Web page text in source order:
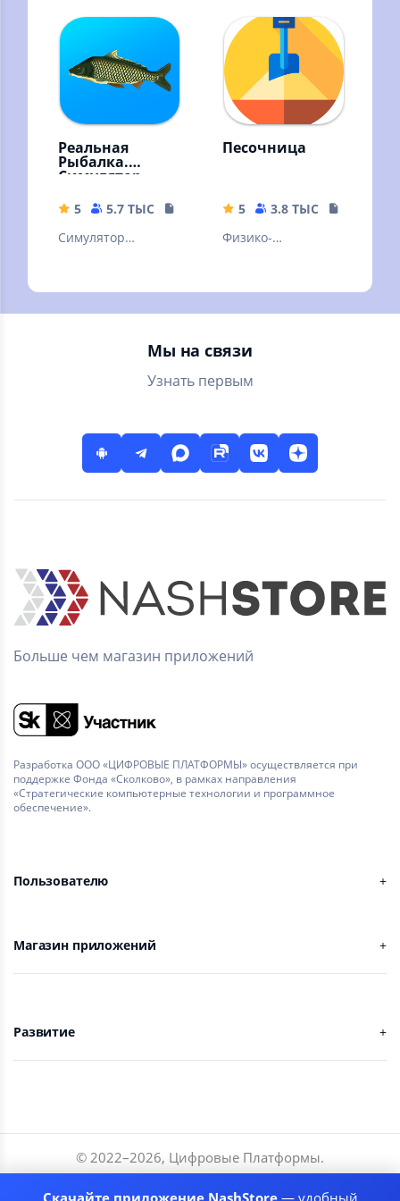
тюрьме.
Реальная
Рыбалка.
Симулятор
5 5.7 ТЫС
15.46 MB
Симулятор
ловить на 2 удочки
сразу
Песочница
5 3.8 ТЫС
Физико-
игры с падающим
песком
Мы на связи
Узнать первым
Больше чем магазин приложений
Разработка ООО «ЦИФРОВЫЕ ПЛАТФОРМЫ» осуществляется при
поддержке Фонда «Сколково», в рамках направления
«Стратегические компьютерные технологии и программное
обеспечение».
Пользователю
Магазин приложений
Развитие
© 2022–2026, Цифровые Платформы.
Разработчики
Скачайте приложение NashStore— удобный